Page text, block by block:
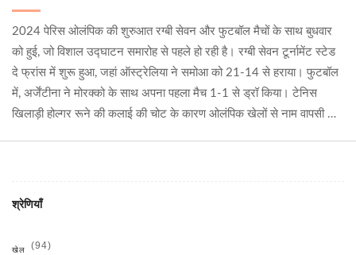
2024 पेरिस ओलंपिक की शुरुआत रग्बी सेवन और फुटबॉल मैचों के साथ बुधवार
को हुई, जो विशाल उद्घाटन समारोह से पहले हो रही है। रग्बी सेवन टूर्नामेंट स्टेड
दे फ्रांस में शुरू हुआ, जहां ऑस्ट्रेलिया ने समोआ को 21-14 से हराया। फुटबॉल
में, अर्जेंटीना ने मोरक्को के साथ अपना पहला मैच 1-1 से ड्रॉ किया। टेनिस
खिलाड़ी होल्गर रूने की कलाई की चोट के कारण ओलंपिक खेलों से नाम वापसी की
श्रेणियाँ
खेल (94)